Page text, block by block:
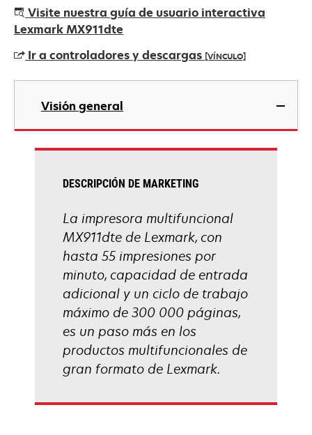
Visite nuestra guía de usuario interactiva
Lexmark MX911dte
Ir a controladores y descargas [VÍNCULO]
se
una
pestaña
Visión general
DESCRIPCIÓN DE MARKETING
La impresora multifuncional
MX911dte de Lexmark, con
hasta 55 impresiones por
minuto, capacidad de entrada
adicional y un ciclo de trabajo
máximo de 300 000 páginas,
es un paso más en los
productos multifuncionales de
gran formato de Lexmark.